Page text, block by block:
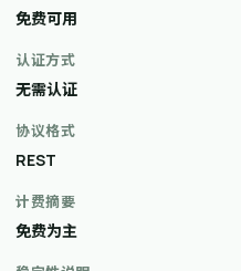
免费可用
认证方式
无需认证
协议格式
REST
计费摘要
免费为主